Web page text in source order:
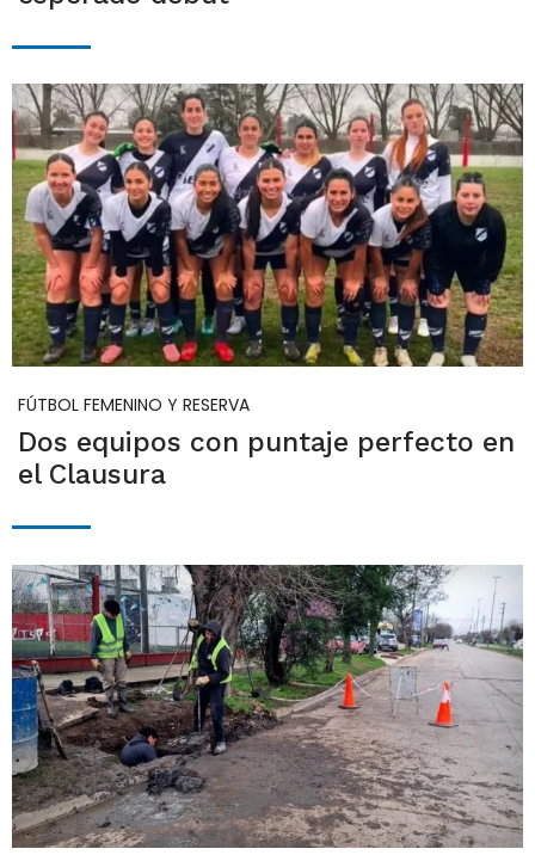
FÚTBOL FEMENINO Y RESERVA
Dos equipos con puntaje perfecto en
el Clausura